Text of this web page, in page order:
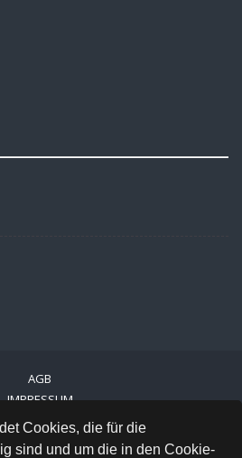
Cookies, die für die
sind und um die in den Cookie-
AGB
IMPRESSUM
VERSAND
DATENSCHUTZ